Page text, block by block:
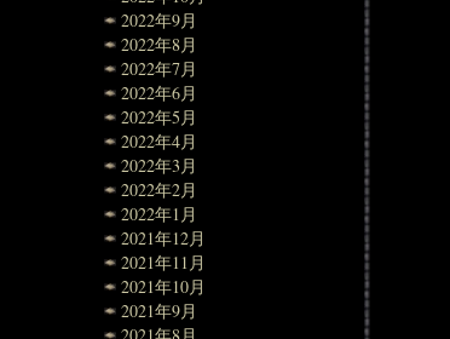
2022年9月
2022年8月
2022年7月
2022年6月
2022年5月
2022年4月
2022年3月
2022年2月
2022年1月
2021年12月
2021年11月
2021年10月
2021年9月